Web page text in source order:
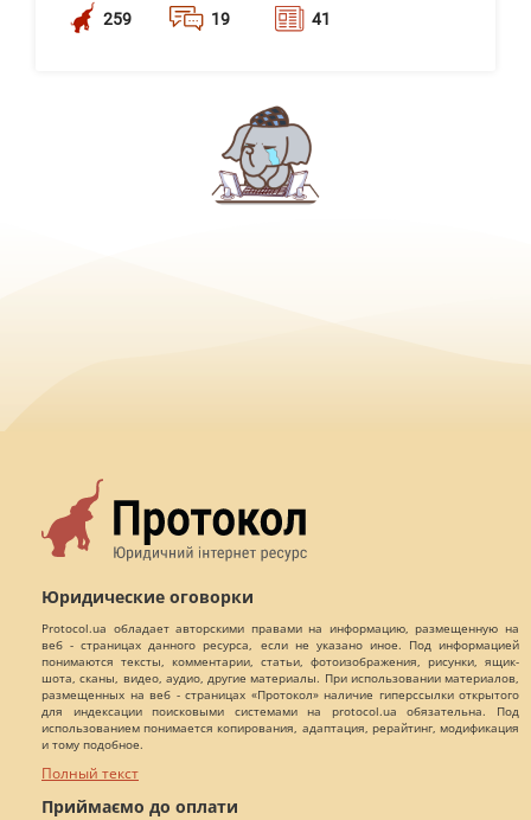
259 19 41
Юридические оговорки
Protocol.ua обладает авторскими правами на информацию, размещенную на
веб - страницах данного ресурса, если не указано иное. Под информацией
понимаются тексты, комментарии, статьи, фотоизображения, рисунки, ящик-
шота, сканы, видео, аудио, другие материалы. При использовании материалов,
размещенных на веб - страницах «Протокол» наличие гиперссылки открытого
для индексации поисковыми системами на protocol.ua обязательна. Под
использованием понимается копирования, адаптация, рерайтинг, модификация
и тому подобное.
Полный текст
Приймаємо до оплати